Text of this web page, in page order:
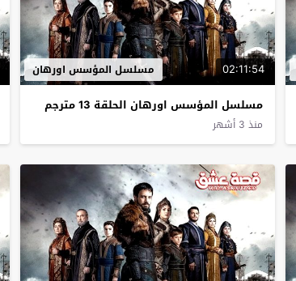
02:11:54 مسلسل المؤسس اورهان
مسلسل المؤسس اورهان الحلقة 13 مترجم
منذ 3 أشهر